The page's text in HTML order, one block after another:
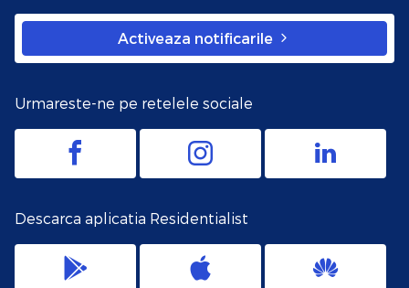
Activeaza notificarile
Urmareste-ne pe retelele sociale
Descarca aplicatia Residentialist